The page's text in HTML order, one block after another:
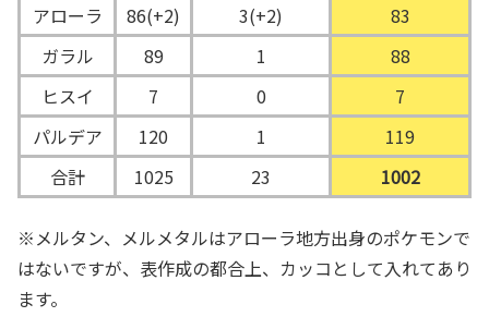
アローラ
86(+2) 3(+2)
83
ガラル
89 1
88
ヒスイ
7 0
7
パルデア
120 1
119
合計
1025 23 1002
※メルタン、メルメタルはアローラ地方出身のポケモンで
はないですが、表作成の都合上、カッコとして入れてあり
ます。